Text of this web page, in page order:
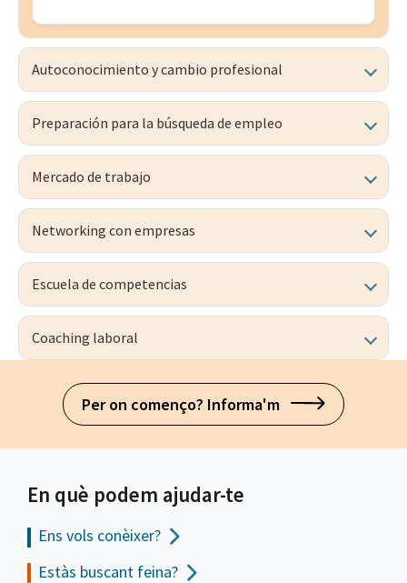
Autoconocimiento y cambio profesional
Preparación para la búsqueda de empleo
Mercado de trabajo
Networking con empresas
Escuela de competencias
Coaching laboral
Per on començo? Informa'm
En què podem ajudar-te
Ens vols conèixer?
Estàs buscant feina?